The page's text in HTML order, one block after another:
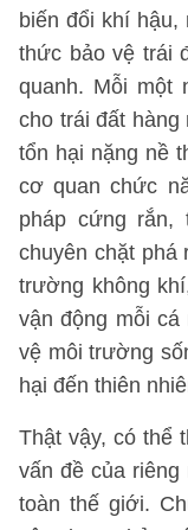
biến đổi khí
thức bảo vệ trái
quanh. Mỗi một
cho trái đất hàng
tổn hại nặng nề
cơ quan chức
pháp cứng rắn,
chuyên chặt phá
trường không
vận động mỗi
vệ môi trường
hại đến thiên
Thật vậy, có thể
vấn đề của
toàn thế giới.